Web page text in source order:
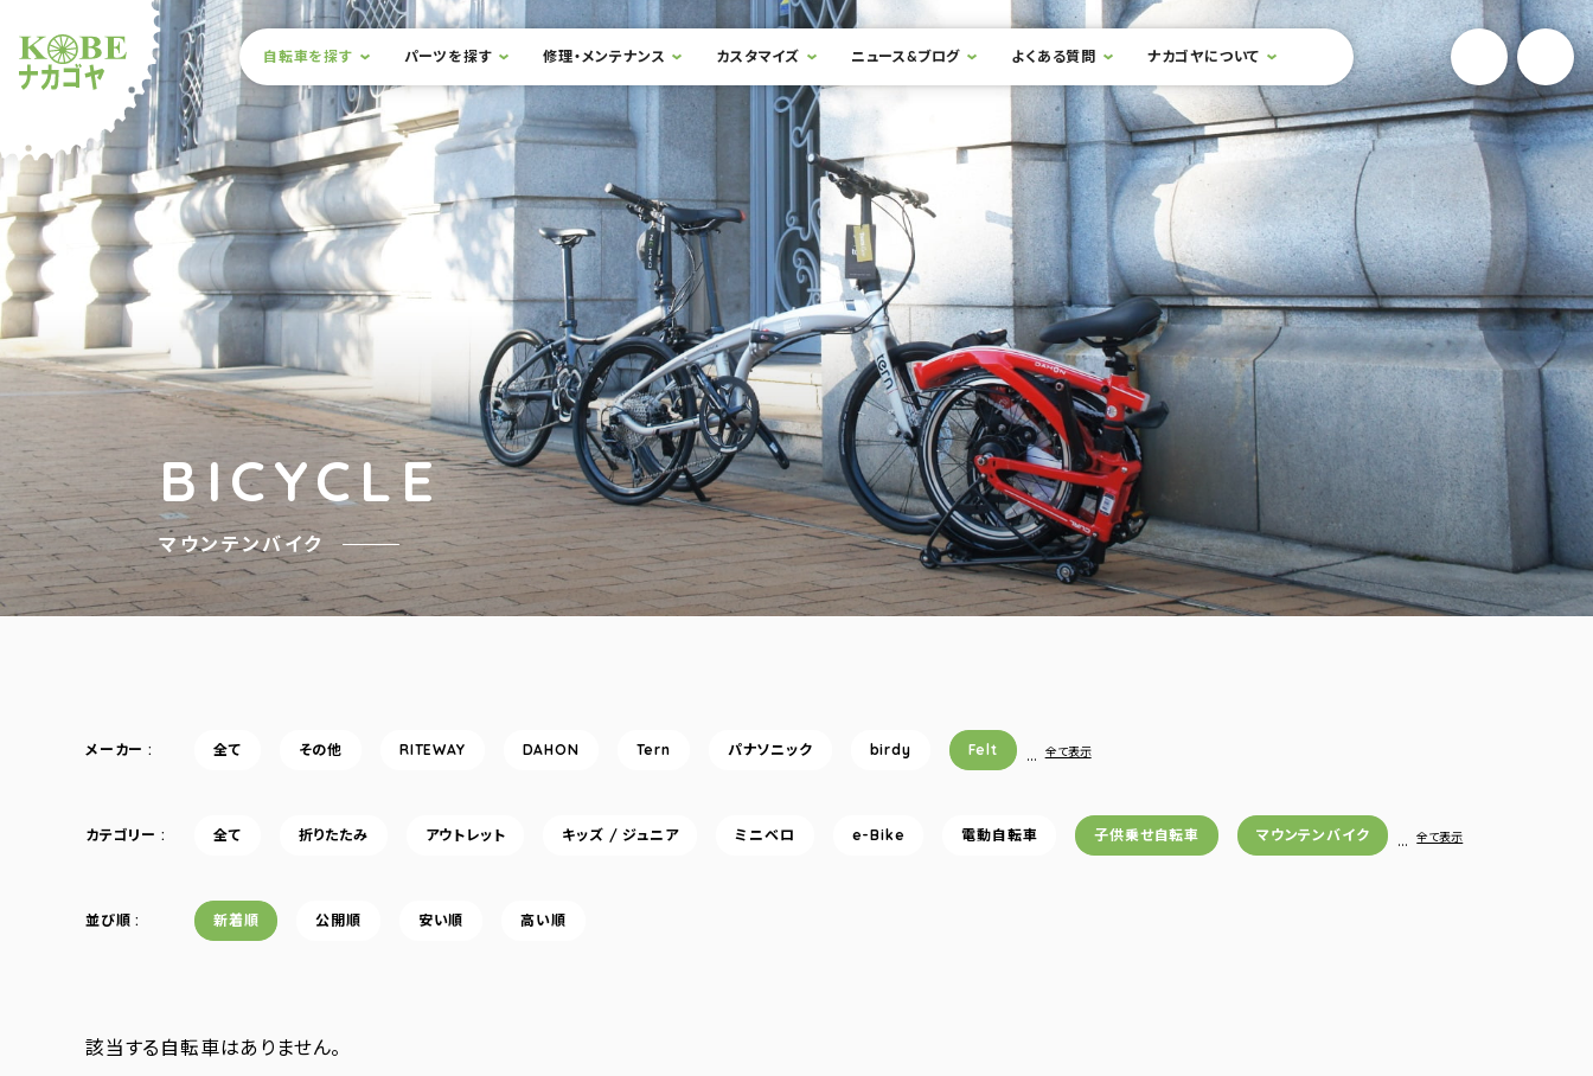
ショップナカゴヤ
サイト内メニュー
本文までスキップ
自転車を探す パーツを探す 修理・メンテナンス カスタマイズ ニュース&ブログ よくある質問 ナカゴヤについて 検索フォームを開閉する YouTube
BICYCLE
マウンテンバイク
メーカー 全て その他 RITEWAY DAHON Tern パナソニック birdy Felt … 全て表示
カテゴリー 全て 折りたたみ アウトレット キッズ / ジュニア ミニベロ e-Bike 電動自転車 子供乗せ自転車 マウンテンバイク … 全て表示
並び順 新着順 公開順 安い順 高い順
該当する自転車はありません。